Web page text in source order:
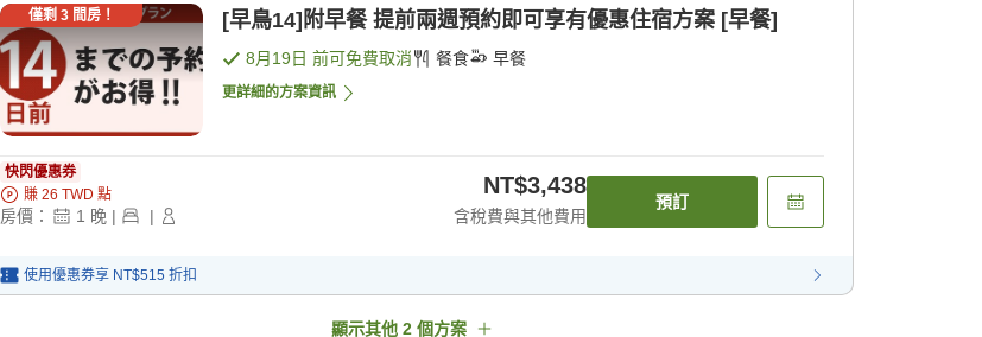
僅剩 3間房！ [早鳥14]附早餐 提前兩週預約即可享有優惠住宿方案 [早餐]
8月19日 前可免費取消 餐食 早餐
更詳細的方案資訊
快閃優惠券
賺 26 TWD 點
房價： 1 晚 | |
NT$3,438
含稅費與其他費用
預訂
使用優惠券享 NT$515 折扣
顯示其他 2 個方案